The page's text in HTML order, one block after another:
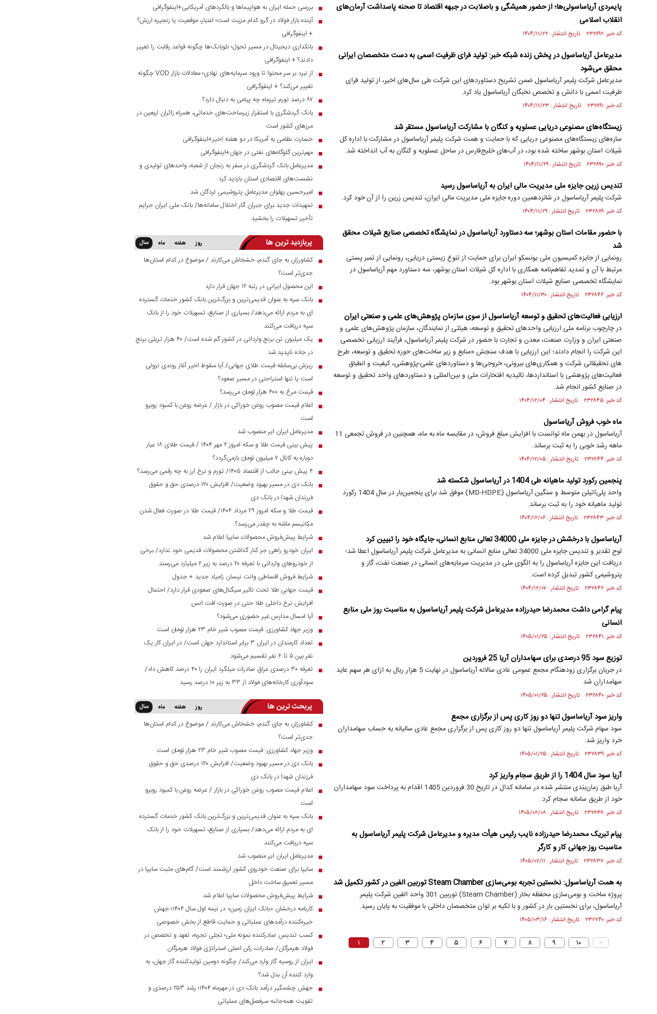
پایمردی آریاساسولی‌ها؛ از حضور همیشگی و باصلابت در جبهه اقتصاد تا صحنه پاسداشت آرمان‌های
انقلاب اسلامی
کد خبر: ۲۳۲۸۹۲ تاریخ انتشار : ۱۴۰۴/۱۱/۲۲
مدیرعامل آریاساسول در پخش زنده شبکه خبر: تولید فرای ظرفیت اسمی به دست متخصصان ایرانی
محقق می‌شود
مدیرعامل شرکت پلیمر آریاساسول ضمن تشریح دستاوردهای این شرکت طی سال‌های اخیر، از تولید فرای
ظرفیت اسمی با دانش و تخصص نخبگان آریاساسول یاد کرد.
کد خبر: ۲۳۲۸۹۱ تاریخ انتشار : ۱۴۰۴/۱۱/۲۳
زیستگاه‌های مصنوعی دریایی عسلویه و کنگان با مشارکت آریاساسول مستقر شد
سازه‌های زیستگاه‌های مصنوعی دریایی که با حمایت و همت شرکت پلیمر آریاساسول در مشارکت با اداره کل
شیلات استان بوشهر ساخته شده بود، در آب‌های خلیج‌فارس در ساحل عسلویه و کنگان به آب انداخته شد.
کد خبر: ۲۳۲۸۹۰ تاریخ انتشار : ۱۴۰۴/۱۱/۲۹
تندیس زرین جایزه ملی مدیریت مالی ایران به آریاساسول رسید
شرکت پلیمر آریاساسول در شانزدهمین دوره جایزه ملی مدیریت مالی ایران، تندیس زرین را از آن خود کرد.
کد خبر: ۲۳۲۸۸۹ تاریخ انتشار : ۱۴۰۴/۱۱/۲۹
با حضور مقامات استان بوشهر؛ سه دستاورد آریاساسول در نمایشگاه تخصصی صنایع شیلات محقق
شد
رونمایی از جایزه کمیسیون ملی یونسکو ایران برای حمایت از تنوع زیستی دریایی، رونمایی از تمبر پستی
مرتبط با آن و تمدید تفاهم‌نامه همکاری با اداره کل شیلات استان بوشهر، سه دستاورد مهم آریاساسول در
نمایشگاه تخصصی صنایع شیلات استان بوشهر بود.
کد خبر: ۲۳۲۸۴۶ تاریخ انتشار : ۱۴۰۴/۱۱/۳۰
ارزیابی فعالیت‌های تحقیق‌ و توسعه آریاساسول از سوی سازمان پژوهش‌های علمی و صنعتی ایران
در چارچوب برنامه ملی ارزیابی واحدهای تحقیق و توسعه، هیئتی از نمایندگان، سازمان پژوهش‌های علمی و
صنعتی ایران و وزارت صنعت، معدن و تجارت با حضور در شرکت پلیمر آریاساسول، فرآیند ارزیابی تخصصی
این شرکت را انجام دادند؛ این ارزیابی با هدف سنجش «منابع و زیر ساخت‌های حوزه تحقیق و توسعه، طرح
های تحقیقاتی شرکت و همکاری‌های بیرونی، خروجی‌ها و دستاوردهای علمی-پژوهشی، کیفیت و انطباق
فعالیت‌های پژوهشی با استانداردها، تائیدیه افتخارات ملی و بین‌المللی و دستاورد‌های واحد تحقیق و توسعه
در صنایع کشور انجام شد.
کد خبر: ۲۳۲۸۴۵ تاریخ انتشار : ۱۴۰۴/۱۲/۰۴
ماه خوب فروش آریاساسول
آریاساسول در بهمن ماه توانست با افزایش مبلغ فروش، در مقایسه ماه به ماه، همچنین در فروش تجمعی 11
ماهه رشد خوبی را به ثبت برساند.
کد خبر: ۲۳۲۸۴۴ تاریخ انتشار : ۱۴۰۴/۱۲/۰۵
پنجمین رکورد تولید ماهیانه طی 1404 در آریاساسول شکسته شد
واحد پلی‌اتیلن متوسط و سنگین آریاساسول (MD-HDPE) موفق شد برای پنجمین‌بار در سال 1404 رکورد
تولید ماهیانه خود را به ثبت برساند.
کد خبر: ۲۳۲۸۴۳ تاریخ انتشار : ۱۴۰۴/۱۲/۰۶
آریاساسول با درخشش در جایزه ملی 34000 تعالی منابع انسانی، جایگاه خود را تبیین کرد
لوح تقدیر و تندیس جایزه ملی 34000 تعالی منابع انسانی به مدیرعامل شرکت پلیمر آریاساسول اعطا شد؛
دریافت این جایزه آریاساسول را به الگوی ملی در مدیریت سرمایه‌های انسانی در صنعت نفت، گاز و
پتروشیمی کشور تبدیل کرده است.
کد خبر: ۲۳۲۸۴۲ تاریخ انتشار : ۱۴۰۴/۱۲/۰۷
پیام گرامی داشت محمدرضا حیدرزاده مدیرعامل شرکت پلیمر آریاساسول به مناسبت روز ملی منابع
انسانی
کد خبر: ۲۳۲۸۴۱ تاریخ انتشار : ۱۴۰۵/۰۱/۲۵
توزیع سود 95 درصدی برای سهامداران آریا 25 فروردین
در جریان برگزاری زودهنگام مجمع عمومی عادی سالانه آریاساسول در نهایت 5 هزار ریال به ازای هر سهم عاید
سهامداران شد
کد خبر: ۲۳۲۸۴۰ تاریخ انتشار : ۱۴۰۵/۰۱/۲۵
واریز سود آریاساسول تنها دو روز کاری پس از برگزاری مجمع
سود سهام شرکت پلیمر آریاساسول تنها دو روز کاری پس از برگزاری مجمع عادی سالیانه به حساب سهامداران
خرد واریز شد.
کد خبر: ۲۳۲۸۳۹ تاریخ انتشار : ۱۴۰۵/۰۱/۲۵
آریا سود سال 1404 را از طریق سجام واریز کرد
آریا طبق زمان‌بندی منتشر شده در سامانه کدال در تاریخ 30 فروردین 1405 اقدام به پرداخت سود سهامداران
خود از طریق سامانه سجام کرد.
کد خبر: ۲۳۲۸۳۸ تاریخ انتشار : ۱۴۰۵/۰۲/۰۸
پیام تبریک محمدرضا حیدرزاده نایب رئیس هيأت مدیره و مدیرعامل شرکت پلیمر آریاساسول به
مناسبت روز جهانی کار و کارگر
کد خبر: ۲۳۲۸۳۷ تاریخ انتشار : ۱۴۰۵/۰۲/۱۱
به همت آریاساسول: نخستین تجربه بومی‌سازی Steam Chamber توربین الفین در کشور تکمیل شد
پروژه ساخت و بومی‌سازی محفظه بخار (Steam Chamber) توربین 301 واحد الفین شرکت پلیمر
آریاساسول، برای نخستین بار در کشور و با تکیه بر توان متخصصان داخلی با موفقیت به پایان رسید.
کد خبر: ۲۳۲۷۴۰ تاریخ انتشار : ۱۴۰۵/۰۳/۱۶
۱ ۲ ۳ ۴ ۵ ۶ ۷ ۸ ۹ ۱۰ >
■ بررسی حمله ایران به هواپیماها و بالگردهای آمریکایی+اینفوگرافی
■ آینده بازار فولاد در گرو کدام مزیت است؛ اعتبار، موقعیت یا زنجیره ارزش؟
+ اینفوگرافی
■ بانکداری دیجیتال در مسیر تحول؛ نئوبانک‌ها چگونه قواعد رقابت را تغییر
دادند؟ + اینفوگرافی
■
از نبرد بر سر محتوا تا ورود سرمایه‌های نهادی؛ معادلات بازار VOD چگونه
تغییر می‌کند؟ + اینفوگرافی
■ ۸۷ درصد تورم تیرماه چه پیامی به دنبال دارد؟
■ بانک گردشگری با استقرار زیرساخت‌های خدماتی، همراه زائران اربعین در
مرز‌های کشور است
■ خسارت نظامی به آمریکا در دو هفته اخیر+اینفوگرافی
■ مهم‌ترین گلوگاه‌های نفتی در جهان+اینفوگرافی
■ مدیرعامل بانک گردشگری در سفر به زنجان از شعبه، واحدهای تولیدی و
نشست‌های اقتصادی استان بازدید کرد
■ امیرحسین پهلوان مدیرعامل پتروشیمی لردگان شد
■
تمهیدات جدید برای جبران آثار اختلال سامانه‌ها/ بانک ملی ایران جرایم
تأخیر تسهیلات را بخشید
پربازدید ترین ها روز هفته ماه سال
■ کشاورزان به جای گندم، خشخاش می‌کارند / موضوع در کدام استان‌ها
جدی‌تر است؟
■ این محصول ایرانی در رتبه ۱۲ جهان قرار دارد
■ بانک سپه به عنوان قدیمی‌ترین و بزرگ‌ترین بانک کشور خدمات گسترده
ای به مردم ارائه می‌دهد/ بسیاری از صنایع، تسهیلات خود را از بانک
سپه دریافت می‌کنند
■
یک میلیون تن برنج وارداتی در کشور گم شده است/ ۴۰ هزار تریلی برنج
در جاده ناپدید شد
■
ریزش بی‌سابقه قیمت طلای جهانی/ آیا سقوط اخیر آغاز روندی نزولی
است یا تنها استراحتی در مسیر صعود؟
■ قیمت مرغ به ۴۰۰ هزار تومان می‌رسد؟
■
اعلام قیمت مصوب روغن خوراکی در بازار / عرضه روغن با کمبود روبرو
است
■ مدیرعامل ایران ایر منصوب شد
■
پیش بینی قیمت طلا و سکه امروز ۲ مهر ۱۴۰۴ / قیمت طلای ۱۸ عیار
دوباره به کانال ۷ میلیون تومان بازمی‌گردد؟
■ ۴ پیش بینی جالب از اقتصاد ۱۴۰۵/ تورم و نرخ ارز به چه رقمی می‌رسد؟
■
بانک دی در مسیر بهبود وضعیت/ افزایش ۱۲۰ درصدی حق و حقوق
فرزندان شهدا در بانک دی
■
قیمت طلا و سکه امروز ۲۹ مرداد ۱۴۰۴/ قیمت طلا در صورت فعال شدن
مکانیسم ماشه به چقدر می‌رسد؟
■ شرایط پیش‌فروش محصولات سایپا اعلام شد
■
ایران خودرو راهی جز کنار گذاشتن محصولات قدیمی خود ندارد/ برخی
از خودرو‌های وارداتی با تعرفه ۲۰ درصد به زیر ۲ میلیارد می‌رسند
■ شرایط فروش اقساطی وانت نیسان زامیاد جدید + جدول
■ قیمت جهانی طلا تحت تاثیر سیگنال‌های صعودی قرار دارد/ احتمال
افزایش نرخ داخلی طلا حتی در صورت افت انس
■ آیا امسال مدارس غیر حضوری می‌شود؟
■ وزیر جهاد کشاورزی: قیمت مصوب شیر خام ۲۳ هزار تومان است
■
تعداد کارمندان در ایران ۳ برابر استاندارد جهان است/ در ایران کار یک
نفر بین ۵ تا ۶ نفر تقسیم می‌شود
■
تعرفه ۳۰ درصدی عراق صادرات میلگرد ایران را ۴۰ درصد کاهش داد/
سودآوری کارخانه‌های فولاد از ۳۳ به زیر ۱۰ درصد رسید
پربحث ترین ها روز هفته ماه سال
■ کشاورزان به جای گندم، خشخاش می‌کارند / موضوع در کدام استان‌ها
جدی‌تر است؟
■ وزیر جهاد کشاورزی: قیمت مصوب شیر خام ۲۳ هزار تومان است
■
بانک دی در مسیر بهبود وضعیت/ افزایش ۱۲۰ درصدی حق و حقوق
فرزندان شهدا در بانک دی
■
اعلام قیمت مصوب روغن خوراکی در بازار / عرضه روغن با کمبود روبرو
است
■ بانک سپه به عنوان قدیمی‌ترین و بزرگ‌ترین بانک کشور خدمات گسترده
ای به مردم ارائه می‌دهد/ بسیاری از صنایع، تسهیلات خود را از بانک
سپه دریافت می‌کنند
■ مدیرعامل ایران ایر منصوب شد
■ سایپا برای صنعت خودروی کشور ارزشمند است/ گام‌های مثبت سایپا در
مسیر تعمیق ساخت داخل
■ شرایط پیش‌فروش محصولات سایپا اعلام شد
■
کارنامه درخشان «بانک ایران زمین» در نیمه اول سال ۱۴۰۴؛ جهش
خیره‌کننده درآمد‌های عملیاتی و حمایت قاطع از بخش خصوصی
■ کسب تندیس صادرکننده نمونه ملی؛ تجلی تجربه، تعهد و تخصص در
فولاد هرمزگان/ صادرات، رکن اصلی استراتژی فولاد هرمزگان
■
ایران از روسیه گاز وارد می‌کند/ چگونه دومین تولیدکننده گاز جهان، به
وارد کننده آن بدل شد؟
■
جهش چشمگیر درآمد بانک دی در مهرماه ۱۴۰۴؛ رشد ۲۵۳ درصدی و
تقویت همه‌جانبه سرفصل‌های عملیاتی